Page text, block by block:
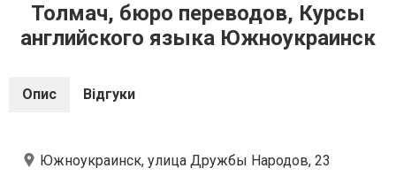
Толмач, бюро переводов, Курсы
английского языка Южноукраинск
Опис Відгуки
Южноукраинск, улица Дружбы Народов, 23